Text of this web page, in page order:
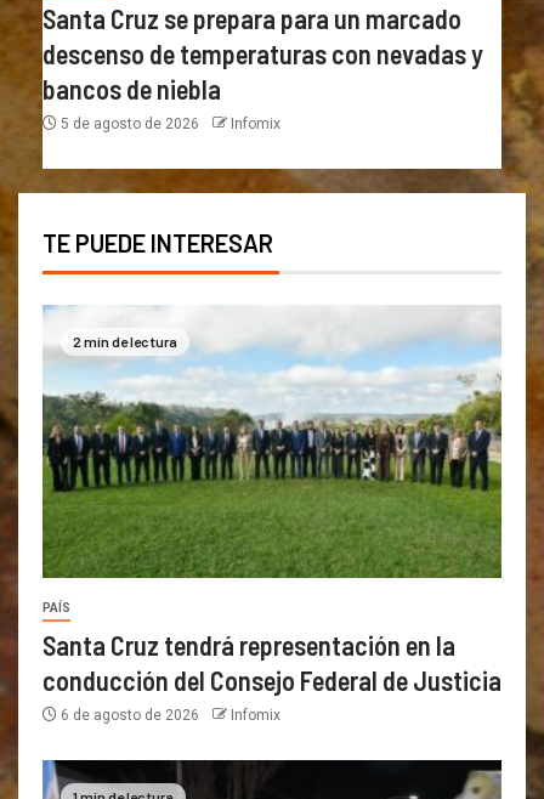
Santa Cruz se prepara para un marcado
descenso de temperaturas con nevadas y
bancos de niebla
5 de agosto de 2026 Infomix
TE PUEDE INTERESAR
2 min de lectura
PAÍS
Santa Cruz tendrá representación en la
conducción del Consejo Federal de Justicia
6 de agosto de 2026 Infomix